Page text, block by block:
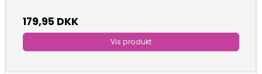
179,95 DKK
Vis produkt